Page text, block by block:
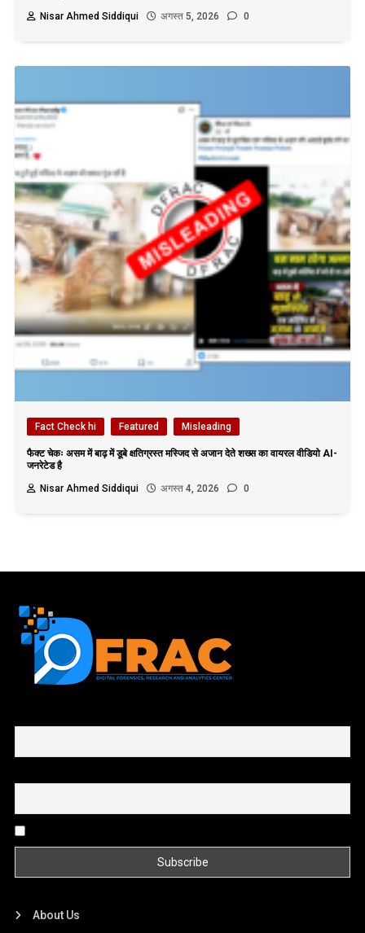
Nisar Ahmed Siddiqui
अगस्त 5, 2026 0
Fact Check hi Featured Misleading
फैक्ट चेकः असम में बाढ़ में डूबे क्षतिग्रस्त मस्जिद से अजान देते शख्स का वायरल वीडियो AI-
जनरेटेड है
Nisar Ahmed Siddiqui
अगस्त 4, 2026 0
About Us